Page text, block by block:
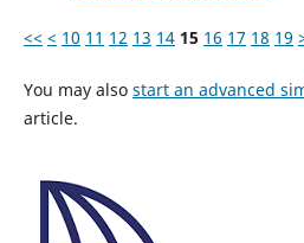
<< < 10 11 12 13 14 15 16 17 18 19
You may also start an advanced
article.